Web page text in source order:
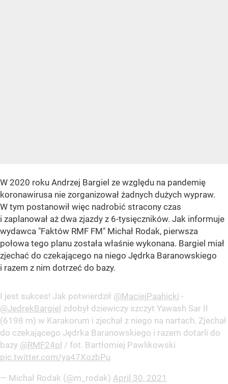
W 2020 roku Andrzej Bargiel ze względu na pandemię
koronawirusa nie zorganizował żadnych dużych wypraw.
W tym postanowił więc nadrobić stracony czas
i zaplanował aż dwa zjazdy z 6-tysięczników. Jak informuje
wydawca "Faktów RMF FM" Michał Rodak, pierwsza
połowa tego planu została właśnie wykonana. Bargiel miał
zjechać do czekającego na niego Jędrka Baranowskiego
i razem z nim dotrzeć do bazy.
I jest sukces! Jak potwierdził @MaciejPaahicki -
@JedrekBargiel zdobył dziewiczy szczyt Yawash Sar II
(6198 m) w Karakorum i zjechał z niego na nartach. Zjechał
do czekającego Jędrka Baranowskiego i razem dotarli do
bazy @RMF24pl / fot. Bartłomiej Pawlikowski
pic.twitter.com/ya47XozbPu
— Michał Rodak (@m_rodak) April 30, 2021